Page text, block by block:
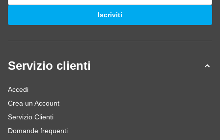
Indirizzo email
Iscriviti
Servizio clienti
Accedi
Crea un Account
Servizio Clienti
Domande frequenti